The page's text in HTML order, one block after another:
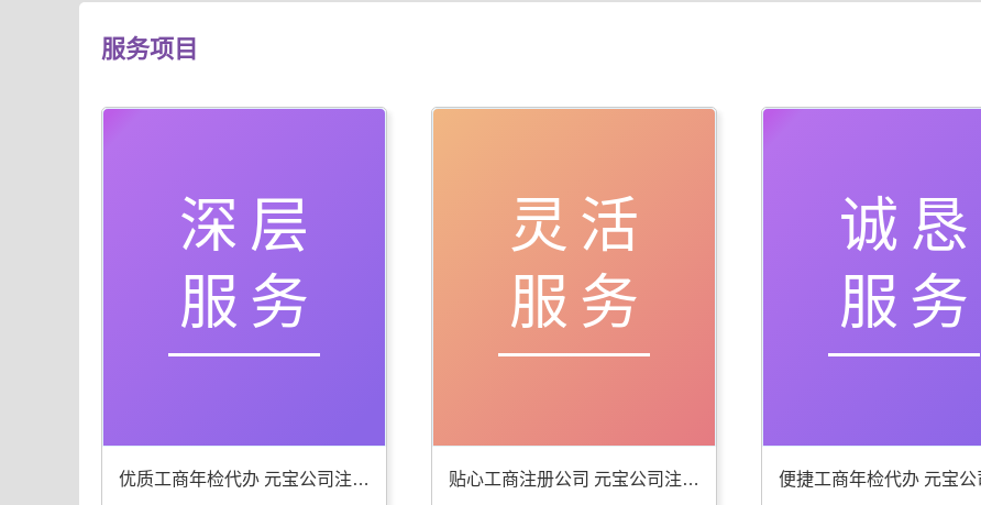
服务项目
深层
服务
优质工商年检代办 元宝公司注册服务棒
灵活
服务
贴心工商注册公司 元宝公司注册服务好
诚恳
服务